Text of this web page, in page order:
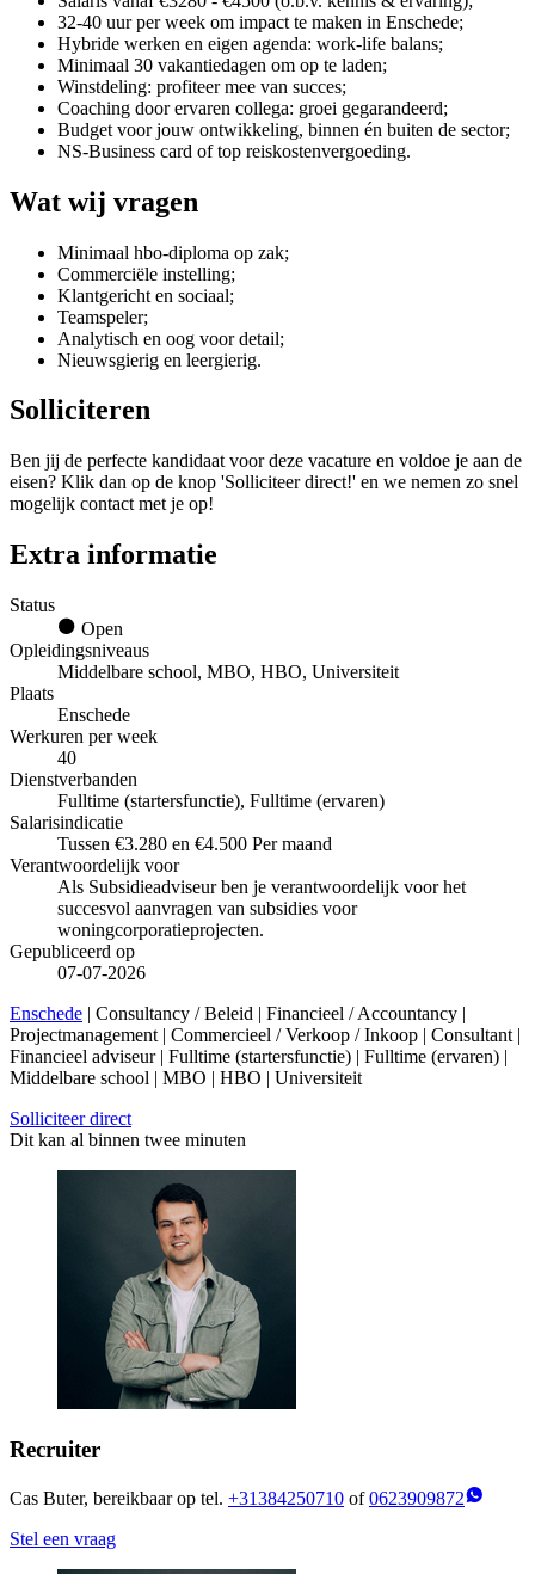
32-40 uur per week om impact te maken in Enschede;
Hybride werken en eigen agenda: work-life balans;
Minimaal 30 vakantiedagen om op te laden;
Winstdeling: profiteer mee van succes;
Coaching door ervaren collega: groei gegarandeerd;
Budget voor jouw ontwikkeling, binnen én buiten de sector;
NS-Business card of top reiskostenvergoeding.
Wat wij vragen
Minimaal hbo-diploma op zak;
Commerciële instelling;
Klantgericht en sociaal;
Teamspeler;
Analytisch en oog voor detail;
Nieuwsgierig en leergierig.
Solliciteren
Ben jij de perfecte kandidaat voor deze vacature en voldoe je aan de
eisen? Klik dan op de knop 'Solliciteer direct!' en we nemen zo snel
mogelijk contact met je op!
Extra informatie
Status
Open
Opleidingsniveaus
Middelbare school, MBO, HBO, Universiteit
Plaats
Enschede
Werkuren per week
40
Dienstverbanden
Fulltime (startersfunctie), Fulltime (ervaren)
Salarisindicatie
Tussen €3.280 en €4.500 Per maand
Verantwoordelijk voor
Als Subsidieadviseur ben je verantwoordelijk voor het
succesvol aanvragen van subsidies voor
woningcorporatieprojecten.
Gepubliceerd op
07-07-2026
Enschede | Consultancy / Beleid | Financieel / Accountancy |
Projectmanagement | Commercieel / Verkoop / Inkoop | Consultant |
Financieel adviseur | Fulltime (startersfunctie) | Fulltime (ervaren) |
Middelbare school | MBO | HBO | Universiteit
Solliciteer direct
Dit kan al binnen twee minuten
Recruiter
Cas Buter, bereikbaar op tel. +31384250710 of0623909872
Stel een vraag